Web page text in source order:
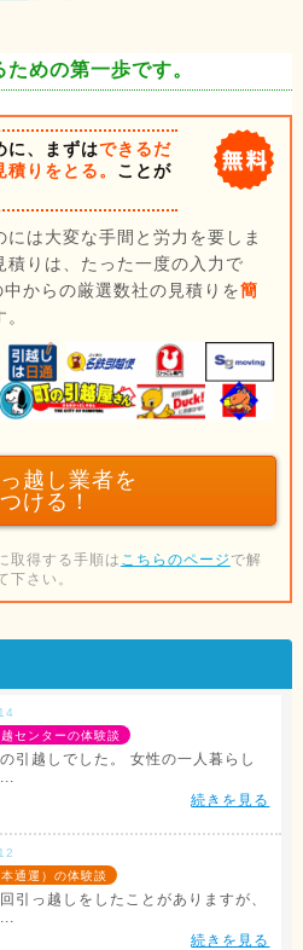
めの第一歩です。
に、まずはできるだ
りをとる。 ことが
は大変な手間と労力を要しま
りは、たった一度の入力で
からの厳選数社の見積りを簡
越し業者を
ける！
取得する手順は こちらのページ で解
下さい。
センターの体験談
引越しでした。 女性の一人暮らし
続きを見る
通運）の体験談
引っ越しをしたことがありますが、
続きを見る